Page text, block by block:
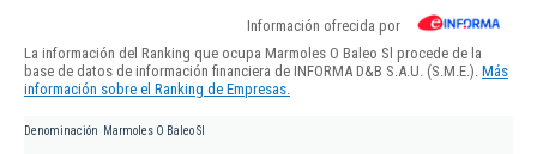
Información ofrecida por
La información del Ranking que ocupa Marmoles O Baleo Sl procede de la
base de datos de información financiera de INFORMA D&B S.A.U. (S.M.E.). Más
información sobre el Ranking de Empresas.
Denominación Marmoles O Baleo Sl